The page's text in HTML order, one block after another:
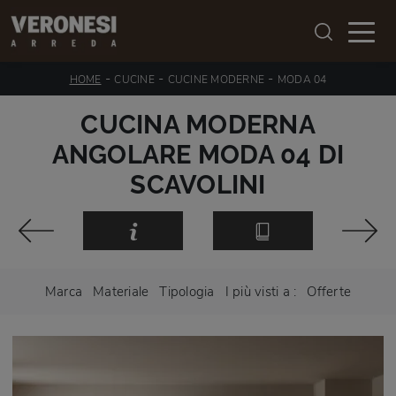
HOME - CUCINE - CUCINE MODERNE - MODA 04
CUCINA MODERNA
ANGOLARE MODA 04 DI
SCAVOLINI
Marca Materiale Tipologia I più visti a : Offerte